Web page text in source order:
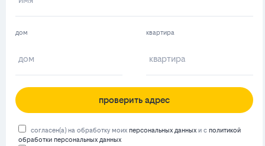
дом квартира
проверить адрес
согласен(а) на обработку моих персональных данных и с политикой
обработки персональных данных